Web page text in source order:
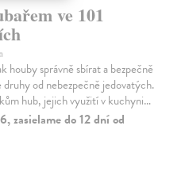
ve 101
houby správně sbírat a bezpečně
od nebezpečně jedovatých.
hub, jejich využití v kuchyni…
zasielame do 12 dní od